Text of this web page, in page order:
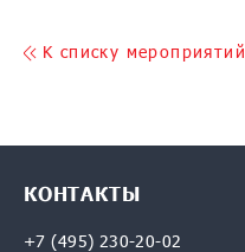
K списку мероприятий
КОНТАКТЫ
+7 (495) 230-20-02